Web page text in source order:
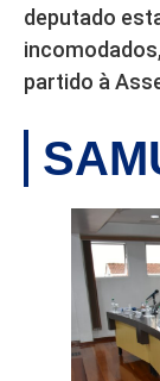
deputado
partido à